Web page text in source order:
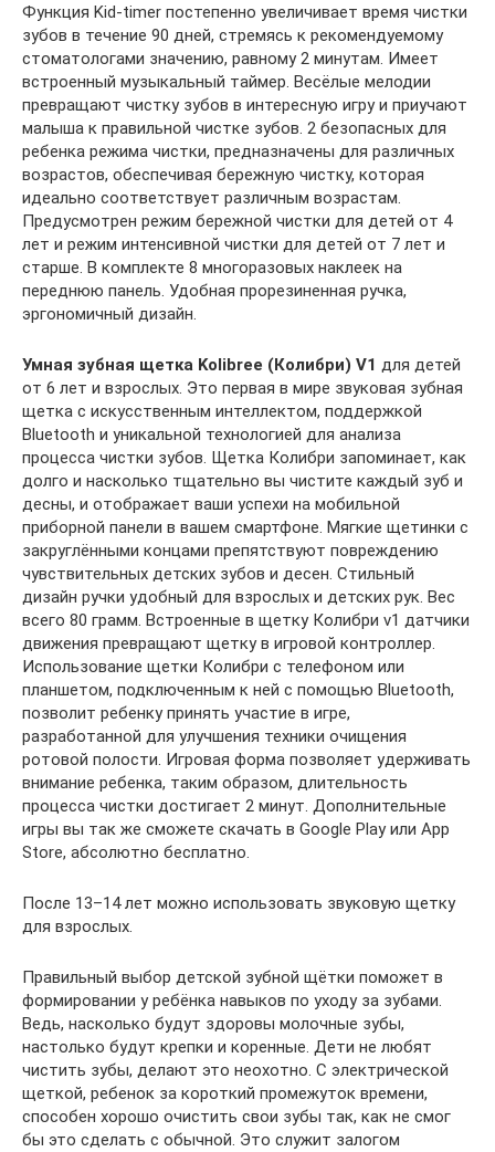
Функция Kid-timer постепенно увеличивает время чистки
зубов в течение 90 дней, стремясь к рекомендуемому
стоматологами значению, равному 2 минутам. Имеет
встроенный музыкальный таймер. Весёлые мелодии
превращают чистку зубов в интересную игру и приучают
малыша к правильной чистке зубов. 2 безопасных для
ребенка режима чистки, предназначены для различных
возрастов, обеспечивая бережную чистку, которая
идеально соответствует различным возрастам.
Предусмотрен режим бережной чистки для детей от 4
лет и режим интенсивной чистки для детей от 7 лет и
старше. В комплекте 8 многоразовых наклеек на
переднюю панель. Удобная прорезиненная ручка,
эргономичный дизайн.
Умная зубная щетка Kolibree (Колибри) V1 для детей
от 6 лет и взрослых. Это первая в мире звуковая зубная
щетка с искусственным интеллектом, поддержкой
Bluetooth и уникальной технологией для анализа
процесса чистки зубов. Щетка Колибри запоминает, как
долго и насколько тщательно вы чистите каждый зуб и
десны, и отображает ваши успехи на мобильной
приборной панели в вашем смартфоне. Мягкие щетинки с
закруглёнными концами препятствуют повреждению
чувствительных детских зубов и десен. Стильный
дизайн ручки удобный для взрослых и детских рук. Вес
всего 80 грамм. Встроенные в щетку Колибри v1 датчики
движения превращают щетку в игровой контроллер.
Использование щетки Колибри с телефоном или
планшетом, подключенным к ней с помощью Bluetooth,
позволит ребенку принять участие в игре,
разработанной для улучшения техники очищения
ротовой полости. Игровая форма позволяет удерживать
внимание ребенка, таким образом, длительность
процесса чистки достигает 2 минут. Дополнительные
игры вы так же сможете скачать в Google Play или App
Store, абсолютно бесплатно.
После 13–14 лет можно использовать звуковую щетку
для взрослых.
Правильный выбор детской зубной щётки поможет в
формировании у ребёнка навыков по уходу за зубами.
Ведь, насколько будут здоровы молочные зубы,
настолько будут крепки и коренные. Дети не любят
чистить зубы, делают это неохотно. С электрической
щеткой, ребенок за короткий промежуток времени,
способен хорошо очистить свои зубы так, как не смог
бы это сделать с обычной. Это служит залогом